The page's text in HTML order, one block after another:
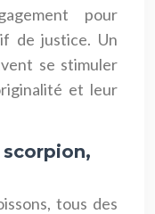
pour
de justice. Un
se stimuler
et leur
scorpion,
tous des